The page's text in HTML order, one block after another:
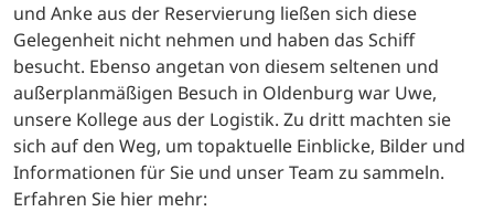
und Anke aus der Reservierung ließen sich diese
Gelegenheit nicht nehmen und haben das Schiff
besucht. Ebenso angetan von diesem seltenen und
außerplanmäßigen Besuch in Oldenburg war Uwe,
unsere Kollege aus der Logistik. Zu dritt machten sie
sich auf den Weg, um topaktuelle Einblicke, Bilder und
Informationen für Sie und unser Team zu sammeln.
Erfahren Sie hier mehr: